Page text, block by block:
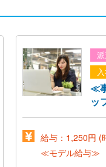
≪
ッ
給与：1,250円 (
≪モデル給与≫